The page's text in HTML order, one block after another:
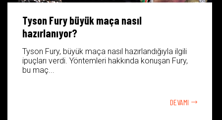
Tyson Fury büyük maça nasıl
hazırlanıyor?
Tyson Fury, büyük maça nasıl hazırlandığıyla ilgili
ipuçları verdi. Yöntemleri hakkında konuşan Fury,
bu maç...
DEVAMI